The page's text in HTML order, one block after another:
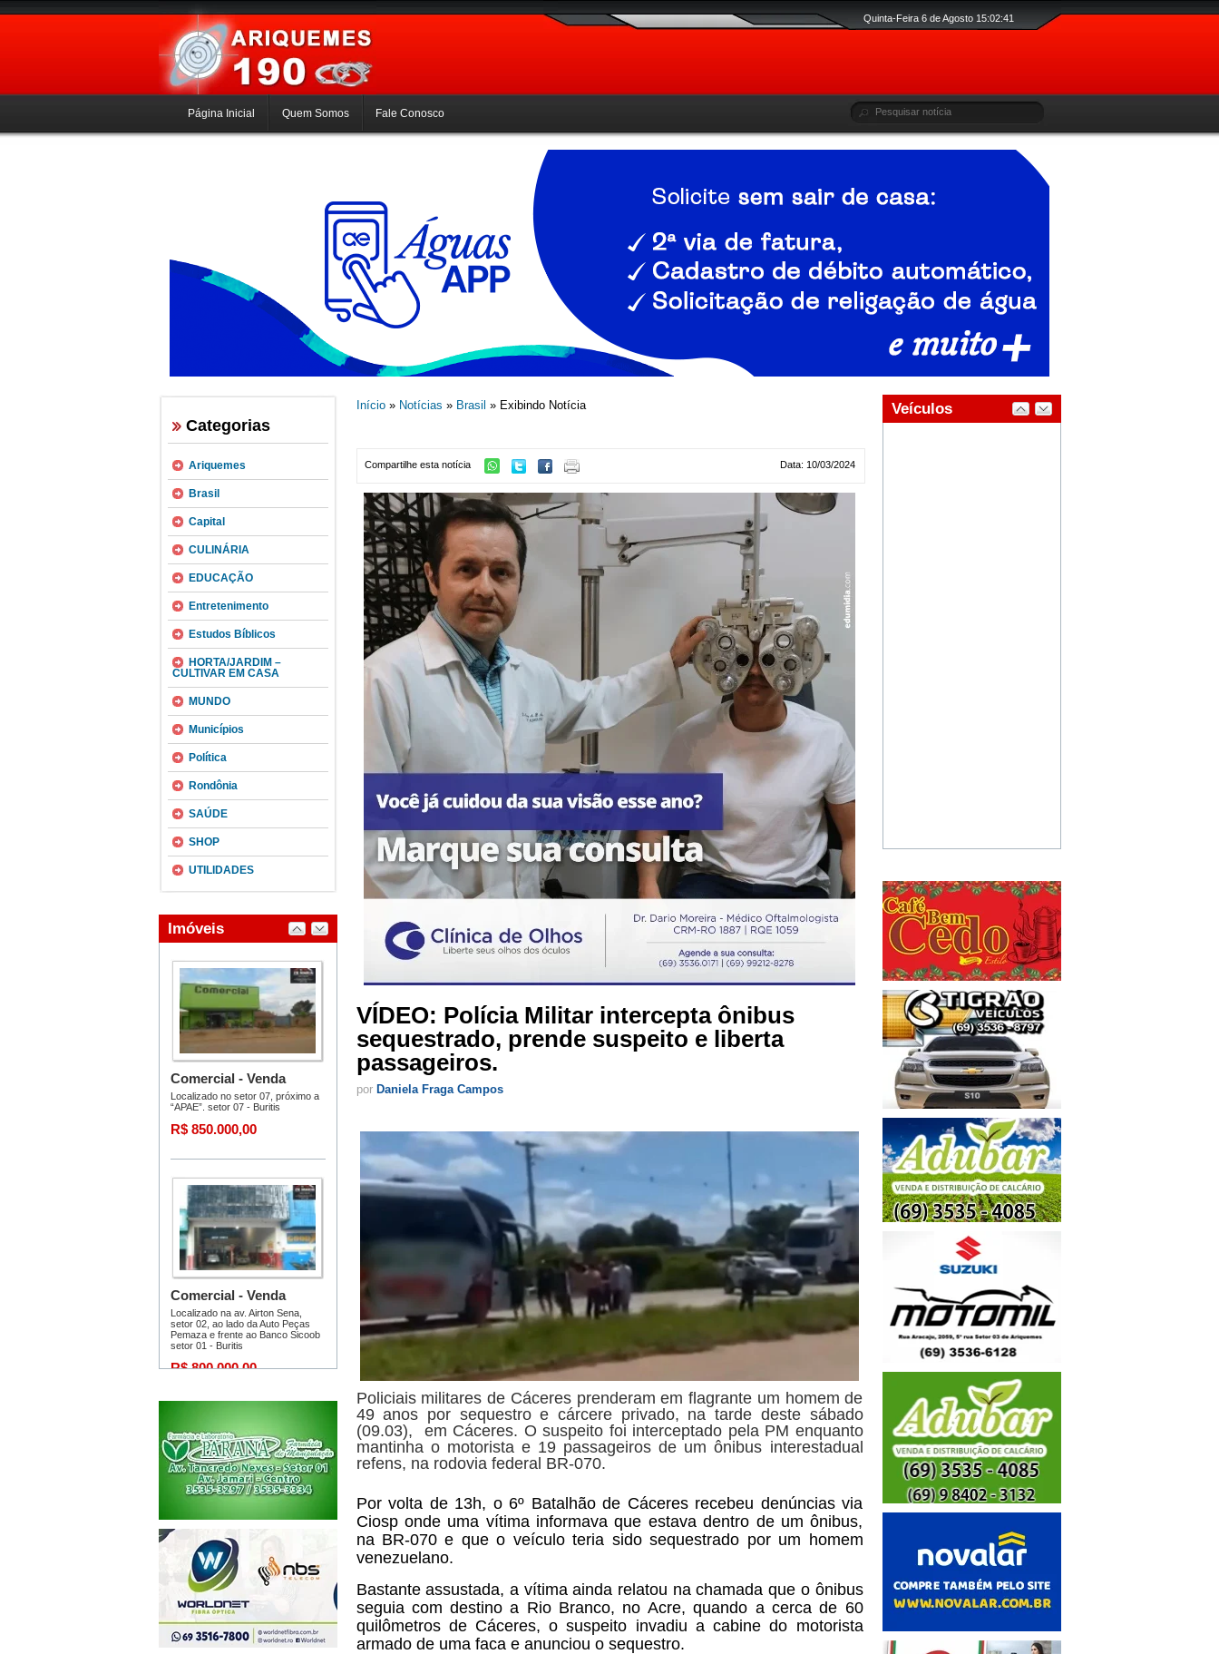
Quinta-Feira 6 de Agosto 15:02:42
Página Inicial Quem Somos Fale Conosco
Categorias
Ariquemes
Brasil
Capital
CULINÁRIA
EDUCAÇÃO
Entretenimento
Estudos Bíblicos
HORTA/JARDIM –
CULTIVAR EM CASA
MUNDO
Municípios
Política
Rondônia
SAÚDE
SHOP
UTILIDADES
Início» Notícias » Brasil » Exibindo Notícia
Data: 10/03/2024
Compartilhe esta notícia
VÍDEO: Polícia Militar intercepta ônibus
sequestrado, prende suspeito e liberta
passageiros.
por Daniela Fraga Campos
Policiais militares de Cáceres prenderam em flagrante um homem de
49 anos por sequestro e cárcere privado, na tarde deste sábado
(09.03), em Cáceres. O suspeito foi interceptado pela PM enquanto
mantinha o motorista e 19 passageiros de um ônibus interestadual
refens, na rodovia federal BR-070.
Por volta de 13h, o 6º Batalhão de Cáceres recebeu denúncias via
Ciosp onde uma vítima informava que estava dentro de um ônibus,
na BR-070 e que o veículo teria sido sequestrado por um homem
venezuelano.
Bastante assustada, a vítima ainda relatou na chamada que o ônibus
seguia com destino a Rio Branco, no Acre, quando a cerca de 60
quilômetros de Cáceres, o suspeito invadiu a cabine do motorista
armado de uma faca e anunciou o sequestro.